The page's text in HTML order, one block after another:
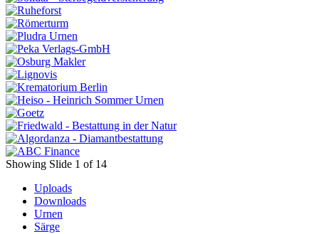
Showing Slide 1 of 14
Uploads
Downloads
Urnen
Särge